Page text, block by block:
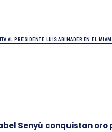
AL PRESIDENTE LUIS ABINADER EN EL
Senyú conquistan oro